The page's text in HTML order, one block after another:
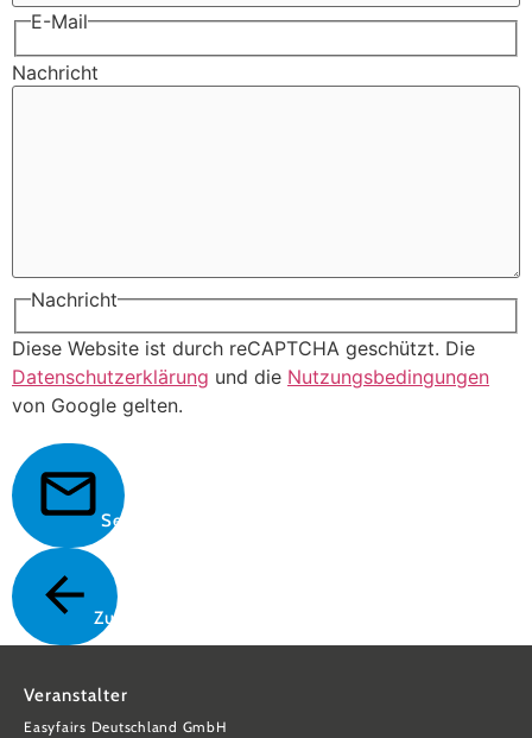
E-Mail
Nachricht
Nachricht
Diese Website ist durch reCAPTCHA geschützt. Die
Datenschutzerklärung und die Nutzungsbedingungen
von Google gelten.
Senden
Zurück
Veranstalter
Easyfairs Deutschland GmbH